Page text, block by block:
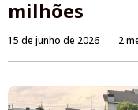
milhões
15 de junho de 2026 2